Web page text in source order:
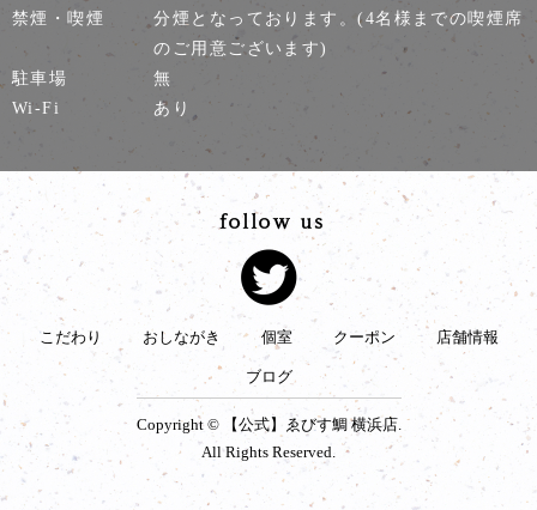
禁煙・喫煙
分煙となっております。(4名様までの喫煙席
のご用意ございます)
駐車場
無
Wi-Fi
あり
こだわり おしながき 個室 クーポン 店舗情報
ブログ
Copyright © 【公式】ゑびす鯛 横浜店.
All Rights Reserved.